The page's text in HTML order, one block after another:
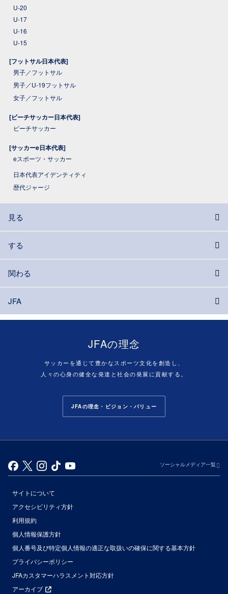
U-20
U-17
U-16
U-15
[フットサル日本代表]
男子／フットサル
男子／U-19フットサル
女子／フットサル
[ビーチサッカー日本代表]
ビーチサッカー
[サッカーe日本代表]
eスポーツ・サッカー
日本代表アイデンティティ
歴代ジャージ
見る
する
関わる
JFA
JFAの理念
サッカーを通じて豊かなスポーツ文化を創造し、
人々の心身の健全な発達と社会の発展に貢献する。
JFAの理念・ビジョン・バリュー
ソーシャルメディア一覧
サイトについて
アクセシビリティ方針
利用規約
個人情報保護方針
個人番号及び特定個人情報の適正な取扱いの確保に関する基本方針
プライバシーポリシー
JFAカスタマーハラスメント対応方針
アーカイブ